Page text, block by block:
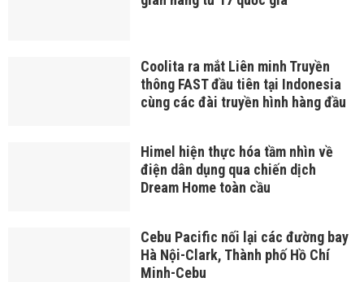
Coolita ra mắt Liên minh Truyền
thông FAST đầu tiên tại Indonesia
cùng các đài truyền hình hàng đầu
Himel hiện thực hóa tầm nhìn về
điện dân dụng qua chiến dịch
Dream Home toàn cầu
Cebu Pacific nối lại các đường bay
Hà Nội-Clark, Thành phố Hồ Chí
Minh-Cebu